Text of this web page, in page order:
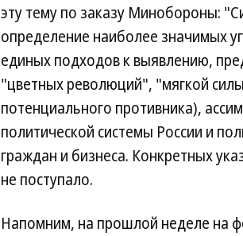
эту тему по заказу Минобороны:
определение наиболее значимых
единых подходов к выявлению,
"цветных революций", "мягкой
потенциального противника),
политической системы России и
граждан и бизнеса. Конкретных
не поступало.
Напомним, на прошлой неделе на